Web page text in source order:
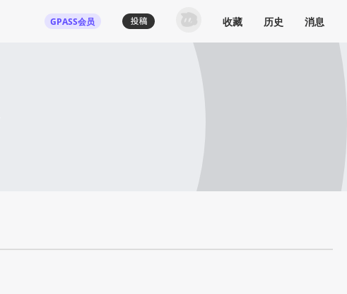
GPASS会员 收藏 历史 消息